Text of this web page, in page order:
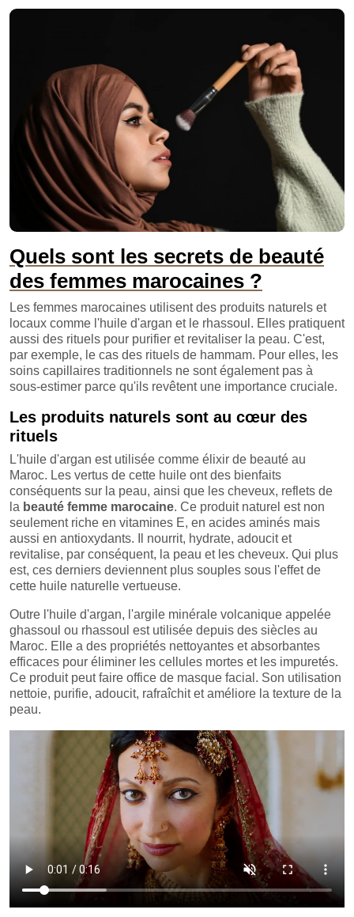
Quels sont les secrets de beauté
des femmes marocaines ?
Les femmes marocaines utilisent des produits naturels et
locaux comme l'huile d'argan et le rhassoul. Elles pratiquent
aussi des rituels pour purifier et revitaliser la peau. C'est,
par exemple, le cas des rituels de hammam. Pour elles, les
soins capillaires traditionnels ne sont également pas à
sous-estimer parce qu'ils revêtent une importance cruciale.
Les produits naturels sont au cœur des
rituels
L'huile d'argan est utilisée comme élixir de beauté au
Maroc. Les vertus de cette huile ont des bienfaits
conséquents sur la peau, ainsi que les cheveux, reflets de
la beauté femme marocaine. Ce produit naturel est non
seulement riche en vitamines E, en acides aminés mais
aussi en antioxydants. Il nourrit, hydrate, adoucit et
revitalise, par conséquent, la peau et les cheveux. Qui plus
est, ces derniers deviennent plus souples sous l'effet de
cette huile naturelle vertueuse.
Outre l'huile d'argan, l'argile minérale volcanique appelée
ghassoul ou rhassoul est utilisée depuis des siècles au
Maroc. Elle a des propriétés nettoyantes et absorbantes
efficaces pour éliminer les cellules mortes et les impuretés.
Ce produit peut faire office de masque facial. Son utilisation
nettoie, purifie, adoucit, rafraîchit et améliore la texture de la
peau.